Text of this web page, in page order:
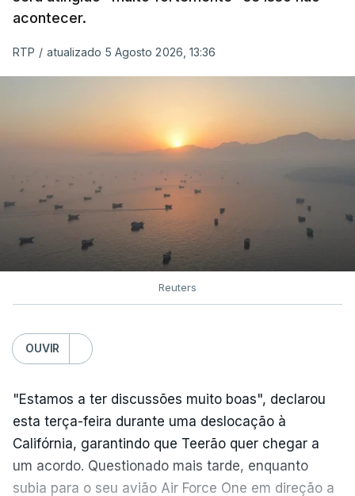
acontecer.
RTP / atualizado 5 Agosto 2026, 13:36
Reuters
OUVIR
"Estamos a ter discussões muito boas", declarou
esta terça-feira durante uma deslocação à
Califórnia, garantindo que Teerão quer chegar a
um acordo. Questionado mais tarde, enquanto
subia para o seu avião Air Force One em direção a